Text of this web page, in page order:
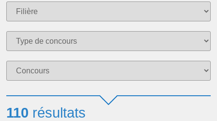
110 résultats